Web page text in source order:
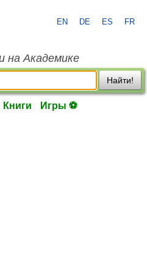
EN DE ES FR
на Академике
Найти!
Книги Игры ⚽